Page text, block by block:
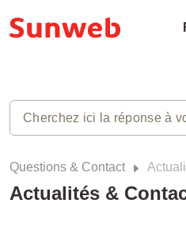
Questions & Contact
Actualités &